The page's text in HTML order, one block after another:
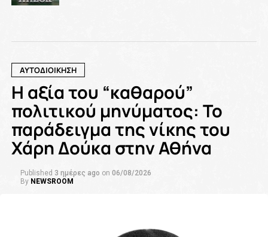
ΑΥΤΟΔΙΟΙΚΗΣΗ
Η αξία του “καθαρού”
πολιτικού μηνύματος: Το
παράδειγμα της νίκης του
Χάρη Δούκα στην Αθήνα
Published 3 ημέρες ago on 06/08/2026
By NEWSROOM